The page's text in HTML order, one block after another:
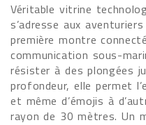
Véritable vitrine
s’adresse aux
première montre
communication sous-
résister à des plongées
profondeur, elle permet
et même d’émojis à
rayon de 30 mètres. Un